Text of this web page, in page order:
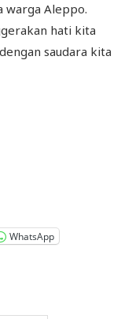
warga Aleppo.
hati kita
saudara kita
WhatsApp